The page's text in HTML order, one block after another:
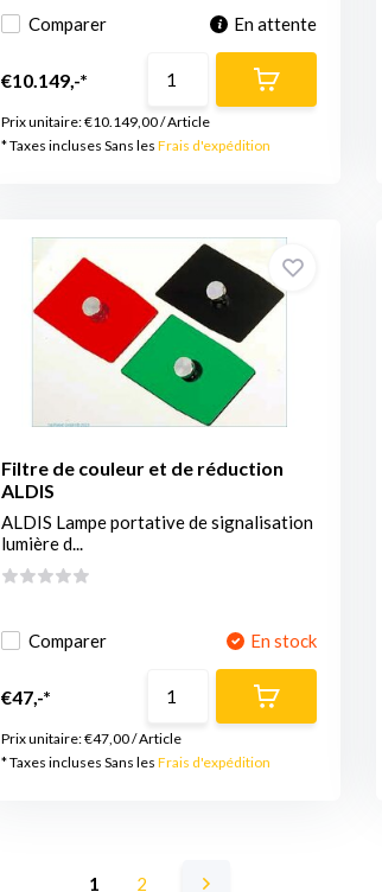
Comparer En attente
€10.149,-*
Prix unitaire:€10.149,00/Article
* Taxes incluses Sans les Frais d'expédition
Filtre de couleur et de réduction
ALDIS
ALDIS Lampe portative de signalisation
lumière d...
Comparer En stock
€47,-*
Prix unitaire:€47,00/Article
* Taxes incluses Sans les Frais d'expédition
1 2